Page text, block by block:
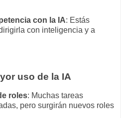
con la IA: Estás
con inteligencia y a
uso de la IA
roles: Muchas tareas
pero surgirán nuevos roles